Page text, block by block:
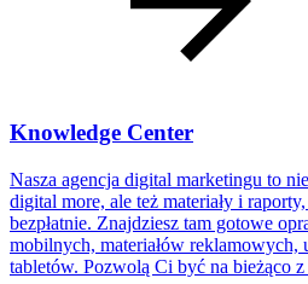
Knowledge Center
Nasza agencja digital marketingu to
digital more, ale też materiały i
bezpłatnie. Znajdziesz tam gotowe
mobilnych, materiałów
tabletów. Pozwolą Ci być na bieżąco